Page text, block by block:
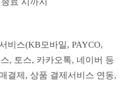
비스(KB모바일, PAYCO,
, 토스, 카카오톡, 네이버 등
결제, 상품 결제서비스 연동,